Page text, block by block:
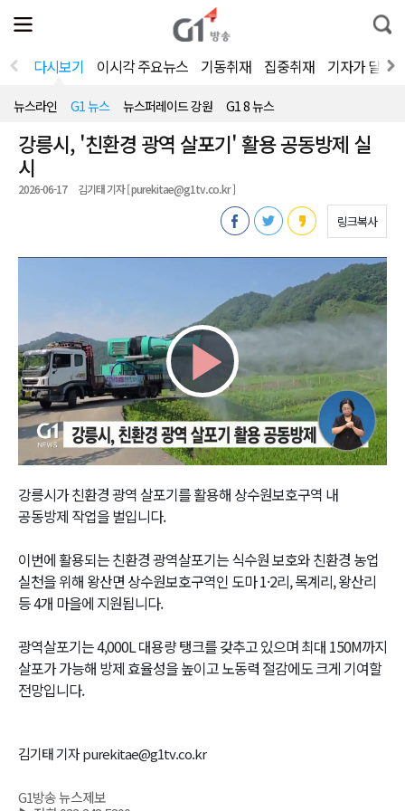
전
체
뉴
열
통
합
색
다시보기 이시각 주요뉴스 기동취재 집중취재 기자가 달려
뉴스라인 G1 뉴스 뉴스퍼레이드 강원 G1 8 뉴스
강릉시, '친환경 광역 살포기' 활용 공동방제 실
시
2026-06-17 김기태 기자 [ purekitae@g1tv.co.kr ]
링크복사
Play
Video
강릉시가 친환경 광역 살포기를 활용해 상수원보호구역 내
공동방제 작업을 벌입니다.
이번에 활용되는 친환경 광역살포기는 식수원 보호와 친환경 농업
실천을 위해 왕산면 상수원보호구역인 도마 1·2리, 목계리, 왕산리
등 4개 마을에 지원됩니다.
광역살포기는 4,000L 대용량 탱크를 갖추고 있으며 최대 150M까지
살포가 가능해 방제 효율성을 높이고 노동력 절감에도 크게 기여할
전망입니다.
김기태 기자 purekitae@g1tv.co.kr
G1방송 뉴스제보